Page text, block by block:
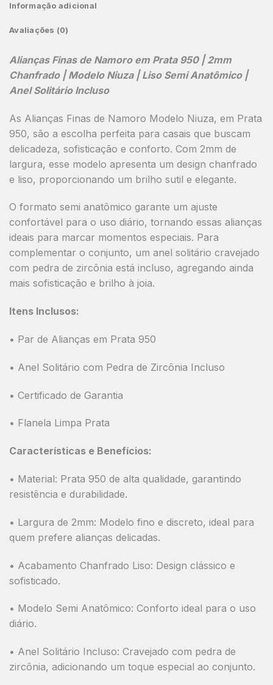
Informação adicional
Avaliações (0)
Alianças Finas de Namoro em Prata 950 | 2mm
Chanfrado | Modelo Niuza | Liso Semi Anatômico |
Anel Solitário Incluso
As Alianças Finas de Namoro Modelo Niuza, em Prata
950, são a escolha perfeita para casais que buscam
delicadeza, sofisticação e conforto. Com 2mm de
largura, esse modelo apresenta um design chanfrado
e liso, proporcionando um brilho sutil e elegante.
O formato semi anatômico garante um ajuste
confortável para o uso diário, tornando essas alianças
ideais para marcar momentos especiais. Para
complementar o conjunto, um anel solitário cravejado
com pedra de zircônia está incluso, agregando ainda
mais sofisticação e brilho à joia.
Itens Inclusos:
• Par de Alianças em Prata 950
• Anel Solitário com Pedra de Zircônia Incluso
• Certificado de Garantia
• Flanela Limpa Prata
Características e Benefícios:
• Material: Prata 950 de alta qualidade, garantindo
resistência e durabilidade.
• Largura de 2mm: Modelo fino e discreto, ideal para
quem prefere alianças delicadas.
• Acabamento Chanfrado Liso: Design clássico e
sofisticado.
• Modelo Semi Anatômico: Conforto ideal para o uso
diário.
• Anel Solitário Incluso: Cravejado com pedra de
zircônia, adicionando um toque especial ao conjunto.